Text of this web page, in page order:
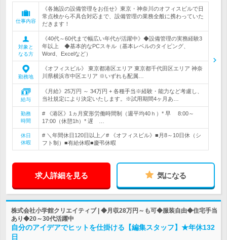
仕事内容
《各施設の設備管理をお任せ》東京・神奈川のオフィスビルで日
常点検から不具合対応まで、設備管理の業務全般に携わっていた
だきます！
対象と
なる方
《40代～60代まで幅広い年代が活躍中》◆設備管理の実務経験3
年以上 ◆基本的なPCスキル（基本レベルのタイピング、
Word、Excelなど）
勤務地
《オフィスビル》 東京都港区エリア 東京都千代田区エリア 神奈
川県横浜市中区エリア ※いずれも配属…
給与
《月給》25万円 ～ 34万円 + 各種手当※経験・能力など考慮し、
当社規定により決定いたします。※試用期間4ヶ月あ…
勤務
時間
# 《港区》1ヵ月変形労働時間制（週平均40ｈ）* 早 8:00～
17:00（休憩1h）* 遅 …
休日
休暇
# ＼年間休日120日以上／# 《オフィスビル》■月8～10日休（シ
フト制）■有給休暇■慶弔休暇
求人詳細を見る 気になる
株式会社小学館クリエイティブ | ◆月収28万円～も可◆服装自由◆住宅手当
あり◆20～30代活躍中
自分のアイデアでヒットを仕掛ける【編集スタッフ】★年休132
日